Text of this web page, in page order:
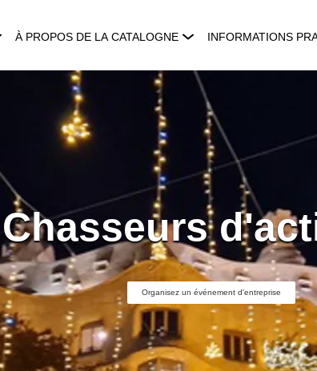
À PROPOS DE LA CATALOGNE INFORMATIONS
Chasseurs
Organisez un événement d'entreprise